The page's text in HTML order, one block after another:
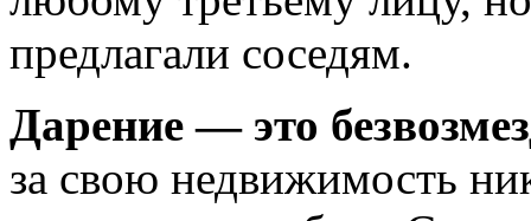
предлагали соседям.
Дарение — это
за свою недвижимость